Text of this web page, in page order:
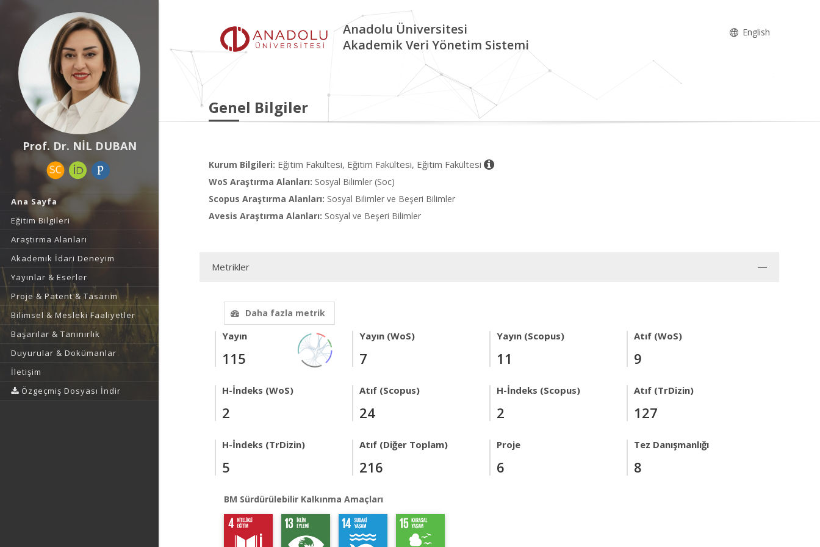
Prof. Dr. NİL DUBAN
Ana Sayfa
Eğitim Bilgileri
Araştırma Alanları
Akademik İdari Deneyim
Yayınlar & Eserler
Proje & Patent & Tasarım
Bilimsel & Mesleki Faaliyetler
Başarılar & Tanınırlık
Duyurular & Dokümanlar
İletişim
Özgeçmiş Dosyası İndir
Anadolu Üniversitesi
Akademik Veri Yönetim Sistemi
English
Genel Bilgiler
Kurum Bilgileri: Eğitim Fakültesi, Eğitim Fakültesi, Eğitim Fakültesi
WoS Araştırma Alanları: Sosyal Bilimler (Soc)
Scopus Araştırma Alanları: Sosyal Bilimler ve Beşeri Bilimler
Avesis Araştırma Alanları: Sosyal ve Beşeri Bilimler
Metrikler
Daha fazla metrik
Yayın
115
Yayın (WoS)
7
Yayın (Scopus)
11
Atıf (WoS)
9
H-İndeks (WoS)
2
Atıf (Scopus)
24
H-İndeks (Scopus)
2
Atıf (TrDizin)
127
H-İndeks (TrDizin)
5
Atıf (Diğer Toplam)
216
Proje
6
Tez Danışmanlığı
8
BM Sürdürülebilir Kalkınma Amaçları